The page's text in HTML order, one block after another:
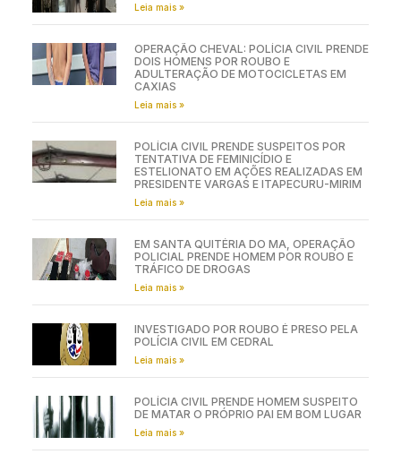
Leia mais »
OPERAÇÃO CHEVAL: POLÍCIA CIVIL PRENDE
DOIS HOMENS POR ROUBO E
ADULTERAÇÃO DE MOTOCICLETAS EM
CAXIAS
Leia mais »
POLÍCIA CIVIL PRENDE SUSPEITOS POR
TENTATIVA DE FEMINICÍDIO E
ESTELIONATO EM AÇÕES REALIZADAS EM
PRESIDENTE VARGAS E ITAPECURU-MIRIM
Leia mais »
EM SANTA QUITÉRIA DO MA, OPERAÇÃO
POLICIAL PRENDE HOMEM POR ROUBO E
TRÁFICO DE DROGAS
Leia mais »
INVESTIGADO POR ROUBO É PRESO PELA
POLÍCIA CIVIL EM CEDRAL
Leia mais »
POLÍCIA CIVIL PRENDE HOMEM SUSPEITO
DE MATAR O PRÓPRIO PAI EM BOM LUGAR
Leia mais »